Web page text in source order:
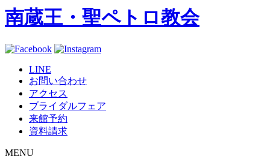
南蔵王・聖ペトロ教会
LINE
お問い合わせ
アクセス
ブライダルフェア
来館予約
資料請求
MENU